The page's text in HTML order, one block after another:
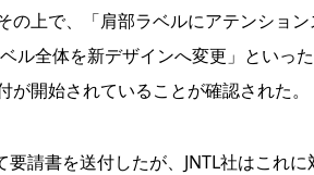
の上で、「肩部ラベルにアテンショ
ル全体を新デザインへ変更」といっ
開始されていることが確認された。
請書を送付したが、JNTL社はこれ